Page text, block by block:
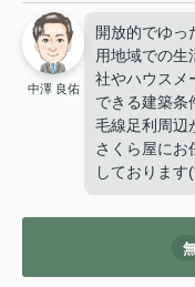
中澤 良佑
開放的でゆっ
用地域での生
社やハウスメ
できる建築条
毛線足利周辺
さくら屋にお
しております